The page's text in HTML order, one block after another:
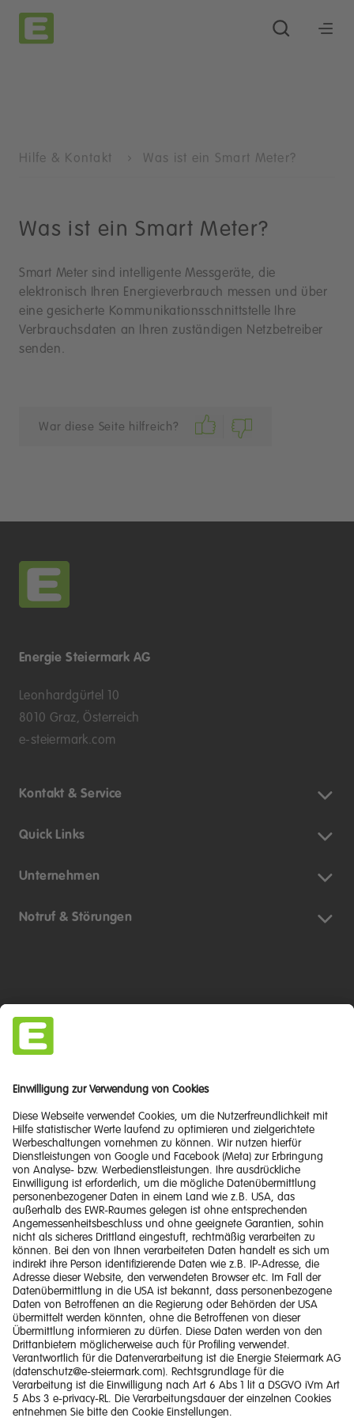
Hilfe & Kontakt Was ist ein Smart Meter?
Was ist ein Smart Meter?
Smart Meter sind intelligente Messgeräte, die
elektronisch Ihren Energieverbrauch messen und über
eine gesicherte Kommunikationsschnittstelle Ihre
Verbrauchsdaten an Ihren zuständigen Netzbetreiber
senden.
War diese Seite hilfreich?
Energie Steiermark AG
Leonhardgürtel 10
8010 Graz, Österreich
e-steiermark.com
Kontakt & Service
Quick Links
Unternehmen
Notruf & Störungen